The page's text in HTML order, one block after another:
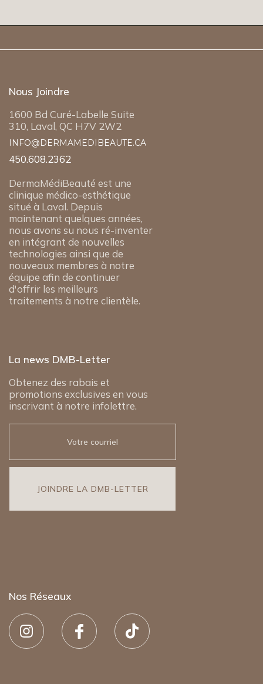
Nous Joindre
1600 Bd Curé-Labelle Suite
310, Laval, QC H7V 2W2
INFO@DERMAMEDIBEAUTE.CA
450.608.2362
DermaMédiBeauté est une
clinique médico-esthétique
situé à Laval. Depuis
maintenant quelques années,
nous avons su nous ré-inventer
en intégrant de nouvelles
technologies ainsi que de
nouveaux membres à notre
équipe afin de continuer
d'offrir les meilleurs
traitements à notre clientèle.
La news DMB-Letter
Obtenez des rabais et
promotions exclusives en vous
inscrivant à notre infolettre.
Nos Réseaux